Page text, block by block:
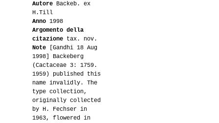
Autore Backeb. ex
H.Till
Anno 1998
Argomento della
citazione tax. nov.
Note [Gandhi 18 Aug
1998] Backeberg
(Cactaceae 3: 1759.
1959) published this
name invalidly. The
type collection,
originally collected
by H. Fechser in
1963, flowered in